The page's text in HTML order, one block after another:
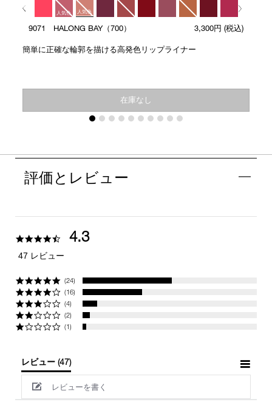
人気色 人気色
9071 HALONG BAY（700） 3,300円 (税込)
簡単に正確な輪郭を描ける高発色リップライナー
在庫なし
評価とレビュー
4.3
rating
4.3
47 レビュー
(24)
(16)
(4)
(2)
(1)
レビュー (47)
レビューを書く